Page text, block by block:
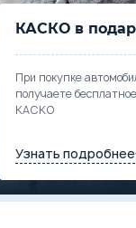
КАСКО в
При покупке
получаете бесплатное
КАСКО
Узнать подробнее